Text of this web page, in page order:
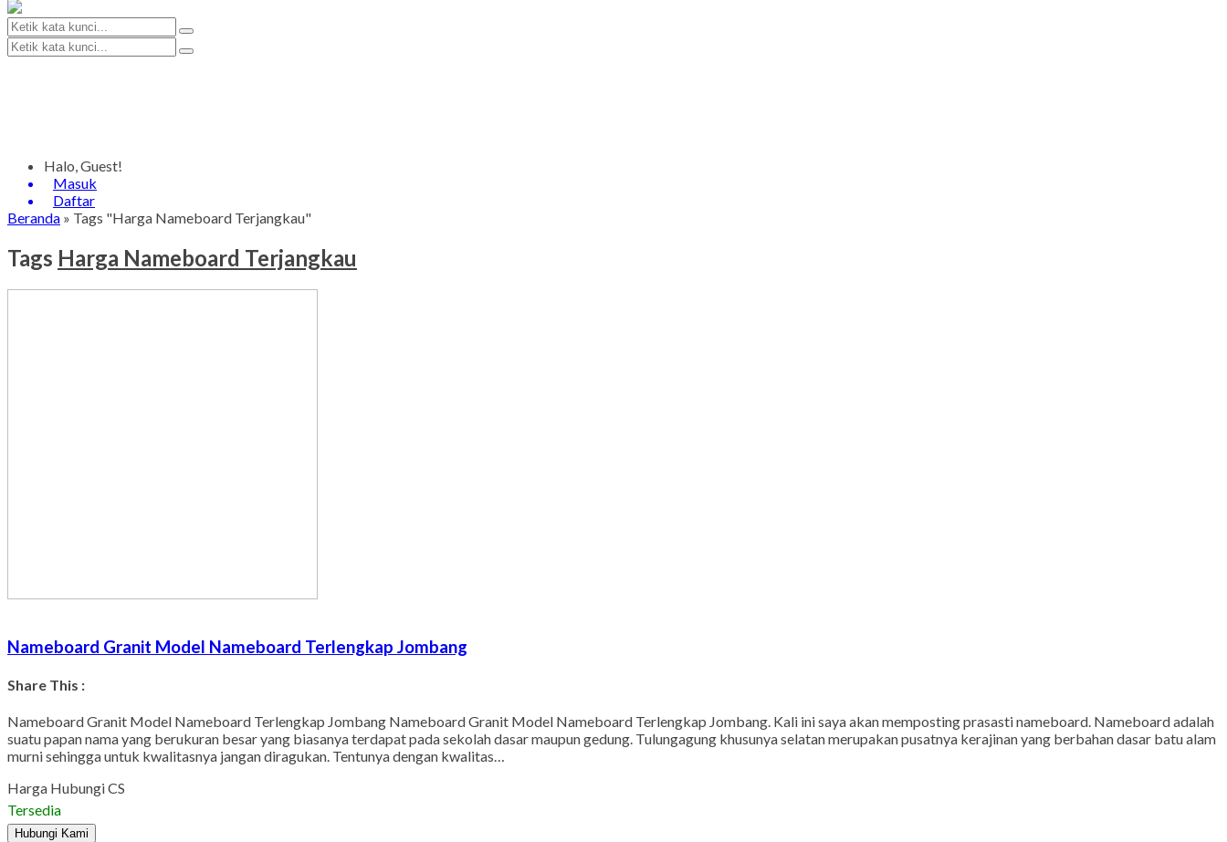
Halo, Guest!
Masuk
Daftar
Beranda » Tags "Harga Nameboard Terjangkau"
Tags Harga Nameboard Terjangkau
Nameboard Granit Model Nameboard Terlengkap Jombang
Share This :
Nameboard Granit Model Nameboard Terlengkap Jombang Nameboard Granit Model Nameboard Terlengkap Jombang. Kali ini saya akan memposting prasasti nameboard. Nameboard adalah
suatu papan nama yang berukuran besar yang biasanya terdapat pada sekolah dasar maupun gedung. Tulungagung khusunya selatan merupakan pusatnya kerajinan yang berbahan dasar batu alam
murni sehingga untuk kwalitasnya jangan diragukan. Tentunya dengan kwalitas…
Harga Hubungi CS
Tersedia
Hubungi Kami